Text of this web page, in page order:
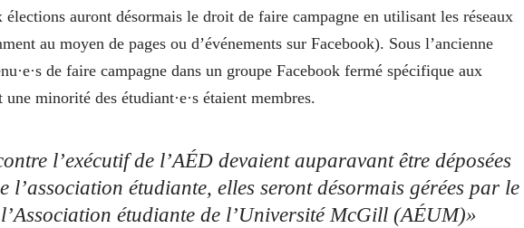
élections auront désormais le droit de faire campagne en utilisant les réseaux
au moyen de pages ou d’événements sur Facebook). Sous l’ancienne
de faire campagne dans un groupe Facebook fermé spécifique aux
minorité des étudiant·e·s étaient membres.
l’exécutif de l’AÉD devaient auparavant être déposées
l’association étudiante, elles seront désormais gérées par le
étudiante de l’Université McGill (AÉUM)»